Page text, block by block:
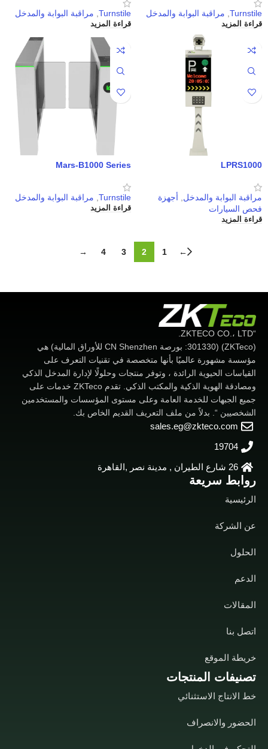
Turnstile مراقبة البوابة والمدخل
قراءة المزيد
Turnstile مراقبة البوابة والمدخل
قراءة المزيد
LPRS1000
مراقبة البوابة والمدخل
أجهزة
فحص السيارات
قراءة المزيد
Mars-B1000 Series
Turnstile مراقبة البوابة والمدخل
قراءة المزيد
←
1
2
3
4
→
تصنيفات المنتجات
خط الانتاج الاستثنائي
الحضور والانصراف
روابط سريعة
الرئيسية
عن الشركة
الحلول
الدعم
المقالات
اتصل بنا
خريطة الموقع
“ZKTECO CO.، LTD.
(ZKTeco) (301330: بورصة CN Shenzhen للأوراق المالية) هي
مؤسسة مشهورة عالميًا بأنها متخصصة في تقنيات التعرف على
القياسات الحيوية الرائدة ، وتوفر منتجات وحلولًا لإدارة المدخل الذكي
ومصادقة الهوية الذكية والمكتب الذكي. تقدم ZKTeco خدمات على
جميع الجبهات للخدمة العامة وعلى مستوى المؤسسات والمستخدمين
الشخصيين “. بدلاً من ملف التعريف القديم الخاص بك.
sales.eg@zkteco.com
19704
26 شارع الطيران , مدينة نصر ,القاهرة